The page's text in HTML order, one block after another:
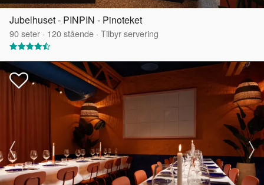
Jubelhuset - PINPIN - Pinoteket
90seter · 120stående · Tilbyr servering